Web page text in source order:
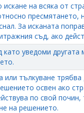
на всяка от
пресмятането,
За исканата
съд, ако
като уведоми
или тълкуване
освен ако
по свой
на решението.